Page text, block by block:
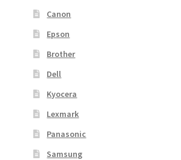
Canon
Epson
Brother
Dell
Kyocera
Lexmark
Panasonic
Samsung